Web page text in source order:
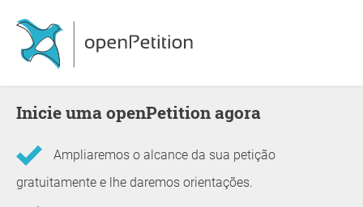
Inicie uma openPetition agora
Ampliaremos o alcance da sua petição
gratuitamente e lhe daremos orientações.